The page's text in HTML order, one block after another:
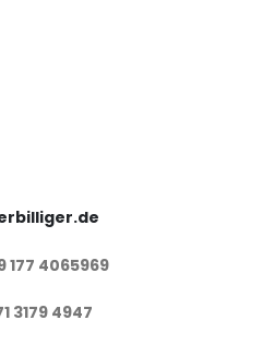
177 4065969
3179 4947